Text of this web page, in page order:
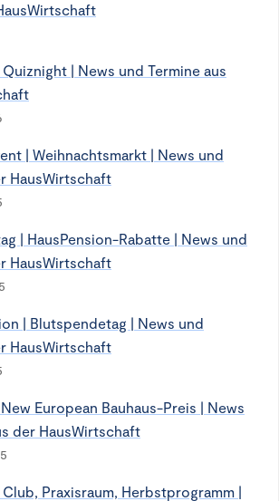
| News und Termine aus
| Weihnachtsmarkt | News und
HausWirtschaft
| HausPension-Rabatte | News und
HausWirtschaft
| Blutspendetag | News und
HausWirtschaft
European Bauhaus-Preis | News
der HausWirtschaft
Praxisraum, Herbstprogramm |